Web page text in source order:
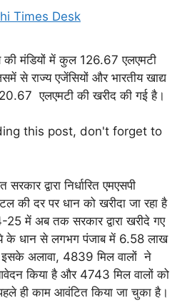
Times Desk
मंडियों में कुल 126.67 एलएमटी
से राज्य एजेंसियों और भारतीय खाद्य
एलएमटी की खरीद की गई है।
this post, don't forget to
द्वारा निर्धारित एमएसपी
की दर पर धान को खरीदा जा रहा है
में अब तक सरकार द्वारा खरीदे गए
धान से लगभग पंजाब में 6.58 लाख
अलावा, 4839 मिल वालों ने
किया है और 4743 मिल वालों को
पहले ही काम आवंटित किया जा चुका है।